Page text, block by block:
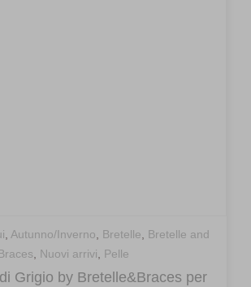
, Autunno/Inverno, Bretelle, Bretelle and
, Nuovi arrivi, Pelle
Grigio by Bretelle&Braces per